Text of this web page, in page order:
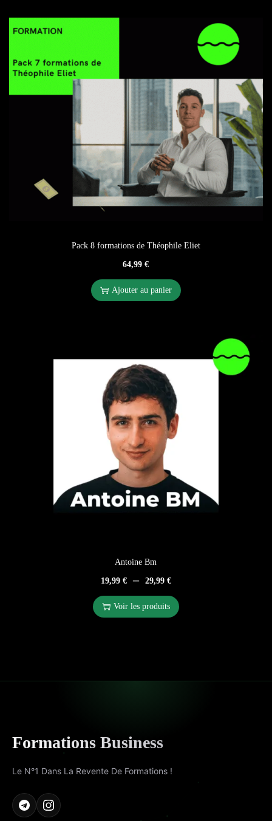
Pack 8 formations de Théophile Eliet
64,99€
Ajouter au panier
Antoine Bm
19,99 € – 29,99 €
Voir les produits
Formations Business
Le N°1 Dans La Revente De Formations !